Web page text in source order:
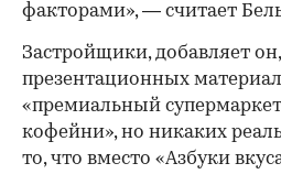
факторами», — считает
Застройщики, добавляет
презентационных
«премиальный
кофейни», но никаких
то, что вместо «Азбуки